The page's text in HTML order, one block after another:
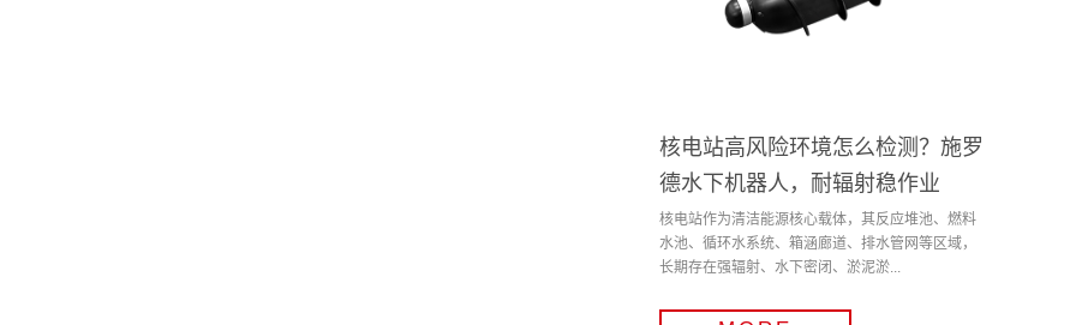
核电站高风险环境怎么检测？施罗
德水下机器人，耐辐射稳作业
核电站作为清洁能源核心载体，其反应堆池、燃料
水池、循环水系统、箱涵廊道、排水管网等区域，
长期存在强辐射、水下密闭、淤泥淤...